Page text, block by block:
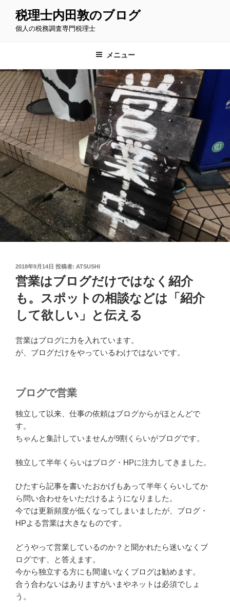
ス
キ
ッ
プ
税理士内田敦のブログ
個人の税務調査専門税理士
メニュー
投
稿
日:
2018年9月14日 投稿者: ATSUSHI
営業はブログだけではなく紹介
も。スポットの相談などは「紹介
して欲しい」と伝える
営業はブログに力を入れています。
が、ブログだけをやっているわけではないです。
ブログで営業
独立して以来、仕事の依頼はブログからがほとんどで
す。
ちゃんと集計していませんが9割くらいがブログです。
独立して半年くらいはブログ・HPに注力してきました。
ひたすら記事を書いたおかげもあって半年くらいしてか
ら問い合わせをいただけるようになりました。
今では更新頻度が低くなってしまいましたが、ブログ・
HPよる営業は大きなものです。
どうやって営業しているのか？と聞かれたら迷いなくブ
ログです、と答えます。
今から独立する方にも間違いなくブログは勧めます。
合う合わないはありますがいまやネットは必須でしょ
う。